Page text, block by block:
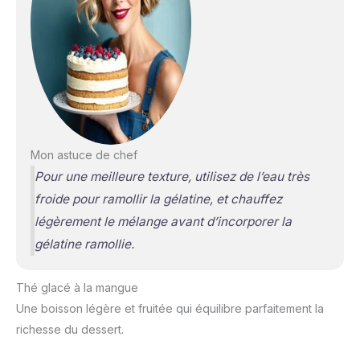
Mon astuce de chef
Pour une meilleure texture, utilisez de l’eau très
froide pour ramollir la gélatine, et chauffez
légèrement le mélange avant d’incorporer la
gélatine ramollie.
Thé glacé à la mangue
Une boisson légère et fruitée qui équilibre parfaitement la
richesse du dessert.